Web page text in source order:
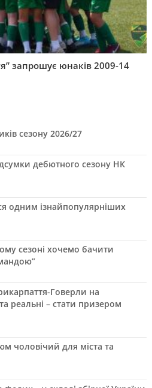
запрошує юнаків 2009-14
сезону 2026/27
дебютного сезону НК
одним ізнайпопулярніших
сезоні хочемо бачити
Говерли на
реальні – стати призером
чоловічий для міста та